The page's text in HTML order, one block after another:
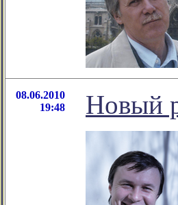
08.06.2010
19:48
Новый